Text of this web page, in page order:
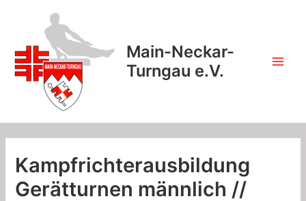
Main-Neckar-
Turngau e.V.
Kampfrichterausbildung
Gerätturnen männlich //